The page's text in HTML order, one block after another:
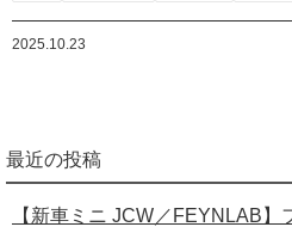
2025.10.23
最近の投稿
【新車ミニ JCW／FEYNLAB